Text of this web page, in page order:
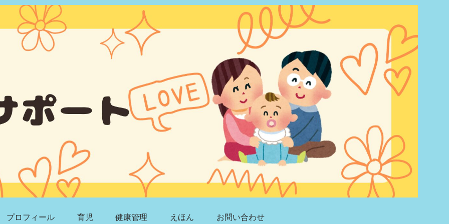
プロフィール 育児 健康管理 えほん お問い合わせ